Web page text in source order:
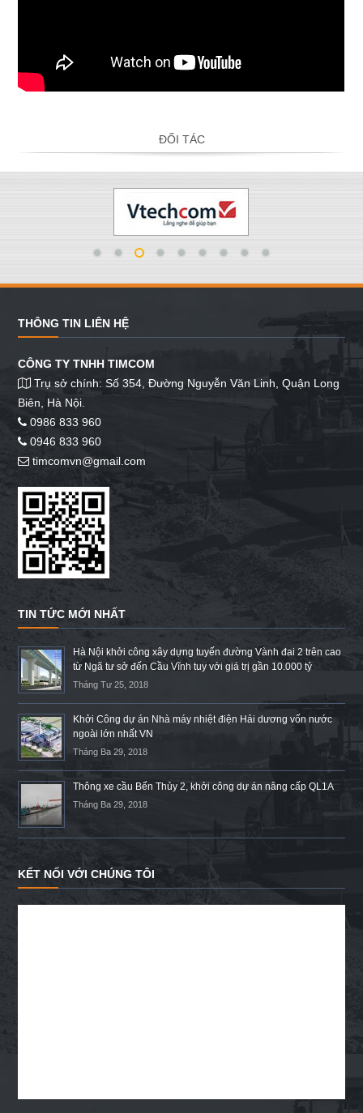
ĐỐI TÁC
THÔNG TIN LIÊN HỆ
CÔNG TY TNHH TIMCOM
Trụ sở chính: Số 354, Đường Nguyễn Văn Linh, Quận Long
Biên, Hà Nội.
0986 833 960
0946 833 960
timcomvn@gmail.com
TIN TỨC MỚI NHẤT
Hà Nội khởi công xây dựng tuyến đường Vành đai 2 trên cao
từ Ngã tư sở đến Cầu Vĩnh tuy với giá trị gần 10.000 tỷ
Tháng Tư 25, 2018
Khởi Công dự án Nhà máy nhiệt điện Hải dương vốn nước
ngoài lớn nhất VN
Tháng Ba 29, 2018
Thông xe cầu Bến Thủy 2, khởi công dự án nâng cấp QL1A
Tháng Ba 29, 2018
KẾT NỐI VỚI CHÚNG TÔI